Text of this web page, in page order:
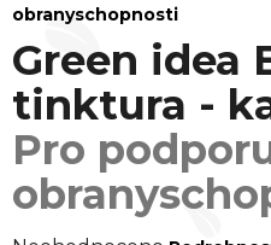
obranyschopnosti
Green idea
tinktura -
Pro